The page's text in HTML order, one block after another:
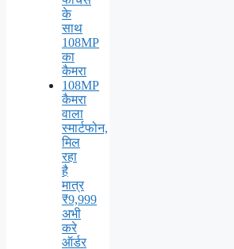
के
साथ
108MP
का
कैमरा
108MP
कैमरा
वाला
स्मार्टफोन,
मिल
रहा
है
मात्र
₹9,999
अभी
करे
ऑर्डर